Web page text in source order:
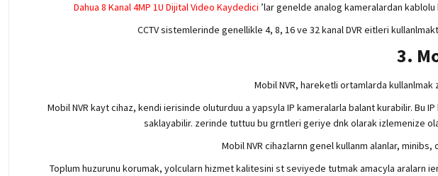
Dahua 8 Kanal 4MP 1U Dijital Video Kaydedici ’lar genelde analog kameralardan
CCTV sistemlerinde genellikle 4, 8, 16 ve 32 kanal DVR eitleri
3.
Mobil NVR, hareketli ortamlarda
Mobil NVR kayt cihaz, kendi ierisinde oluturduu a yapsyla IP kameralarla balant kurabilir. Bu
saklayabilir. zerinde tuttuu bu grntleri geriye dnk olarak izlemenize
Mobil NVR cihazlarnn genel kullanm alanlar,
Toplum huzurunu korumak, yolcularn hizmet kalitesini st seviyede tutmak amacyla aralarn